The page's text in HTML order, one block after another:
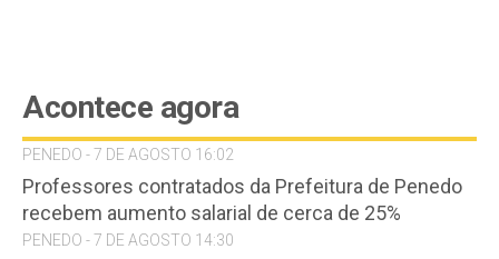
Acontece agora
PENEDO - 7 DE AGOSTO 16:02
Professores contratados da Prefeitura de Penedo
recebem aumento salarial de cerca de 25%
PENEDO - 7 DE AGOSTO 14:30